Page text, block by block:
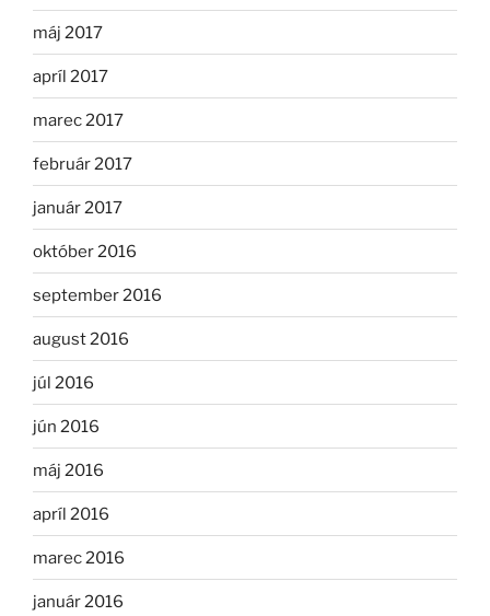
máj 2017
apríl 2017
marec 2017
február 2017
január 2017
október 2016
september 2016
august 2016
júl 2016
jún 2016
máj 2016
apríl 2016
marec 2016
január 2016